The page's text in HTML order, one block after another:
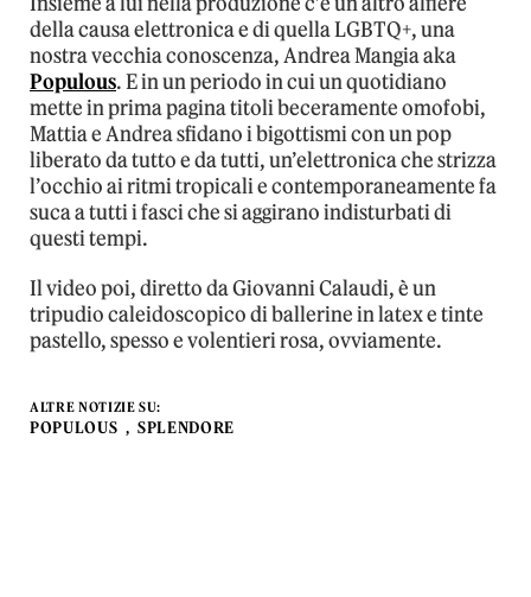
della causa elettronica e di quella LGBTQ+, una
nostra vecchia conoscenza, Andrea Mangia aka
Populous. E in un periodo in cui un quotidiano
mette in prima pagina titoli beceramente omofobi,
Mattia e Andrea sfidano i bigottismi con un pop
liberato da tutto e da tutti, un’elettronica che strizza
l’occhio ai ritmi tropicali e contemporaneamente fa
suca a tutti i fasci che si aggirano indisturbati di
questi tempi.
Il video poi, diretto da Giovanni Calaudi, è un
tripudio caleidoscopico di ballerine in latex e tinte
pastello, spesso e volentieri rosa, ovviamente.
ALTRE NOTIZIE SU:
POPULOUS SPLENDORE